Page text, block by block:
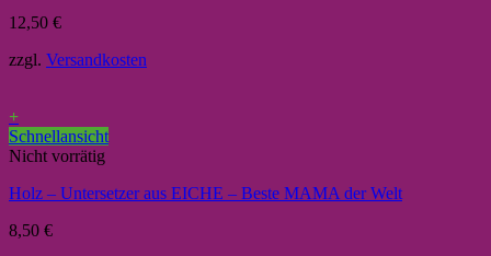
12,50 €
zzgl. Versandkosten
+
Schnellansicht
Nicht vorrätig
Holz – Untersetzer aus EICHE – Beste MAMA der Welt
8,50 €